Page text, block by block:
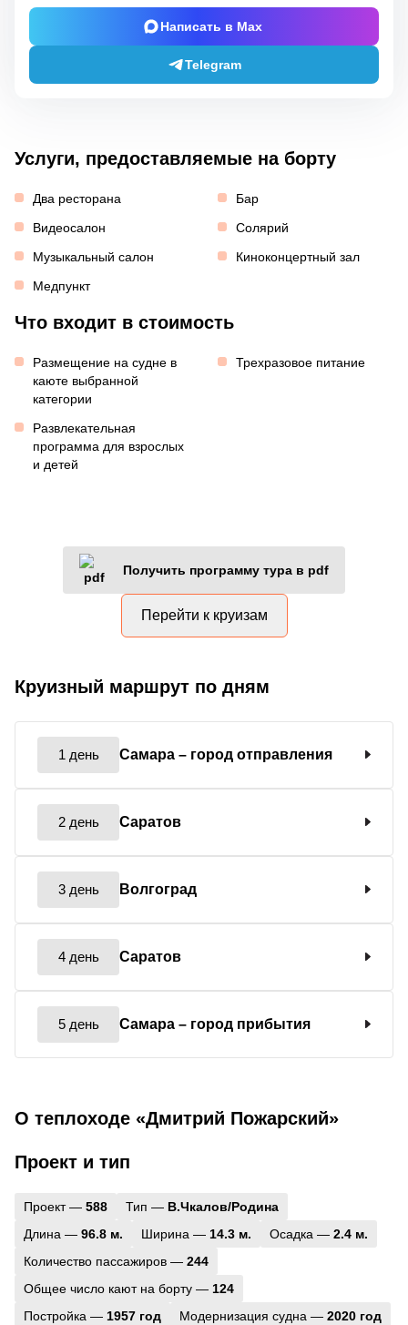
Написать в Max
Telegram
Услуги, предоставляемые на борту
Два ресторана
Бар
Видеосалон
Солярий
Музыкальный салон
Киноконцертный зал
Медпункт
Что входит в стоимость
Размещение на судне в
каюте выбранной
категории
Трехразовое питание
Развлекательная
программа для взрослых
и детей
Получить программу тура в pdf
Перейти к круизам
Круизный маршрут по дням
1 день Самара – город отправления
2 день Саратов
3 день Волгоград
4 день Саратов
5 день Самара – город прибытия
О теплоходе «Дмитрий Пожарский»
Проект и тип
Проект — 588 Тип — В.Чкалов/Родина
Длина — 96.8 м. Ширина — 14.3 м. Осадка — 2.4 м.
Количество пассажиров — 244
Общее число кают на борту — 124
Постройка — 1957 год Модернизация судна — 2020 год